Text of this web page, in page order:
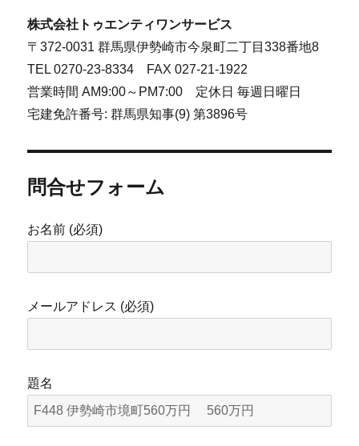
株式会社トゥエンティワンサービス
〒372-0031 群馬県伊勢崎市今泉町二丁目338番地8
TEL 0270-23-8334 FAX 027-21-1922
営業時間 AM9:00～PM7:00 定休日 毎週日曜日
宅建免許番号: 群馬県知事(9) 第3896号
問合せフォーム
お名前 (必須)
メールアドレス (必須)
題名